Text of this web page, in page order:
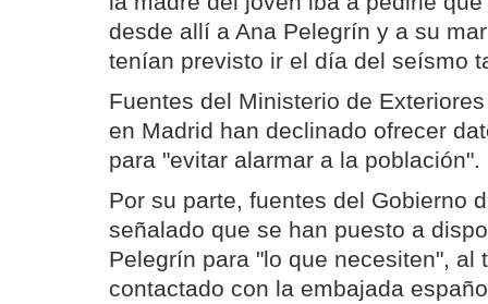
desde allí a Ana Pelegrín y a su
tenían previsto ir el día del seísmo
Fuentes del Ministerio de
en Madrid han declinado ofrecer
para "evitar alarmar a la población".
Por su parte, fuentes del Gobierno
señalado que se han puesto a
Pelegrín para "lo que necesiten", al
contactado con la embajada